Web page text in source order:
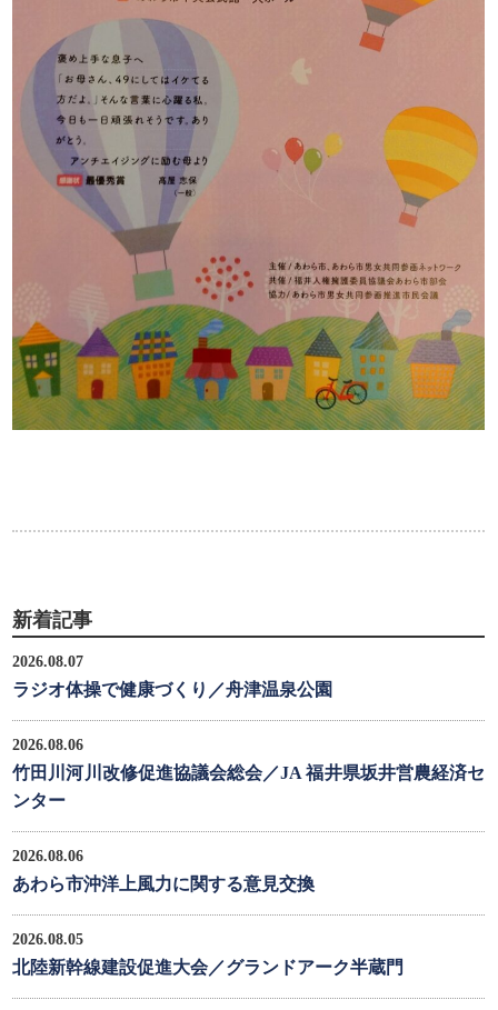
新着記事
2026.08.07
ラジオ体操で健康づくり／舟津温泉公園
2026.08.06
竹田川河川改修促進協議会総会／JA 福井県坂井営農経済セ
ンター
2026.08.06
あわら市沖洋上風力に関する意見交換
2026.08.05
北陸新幹線建設促進大会／グランドアーク半蔵門